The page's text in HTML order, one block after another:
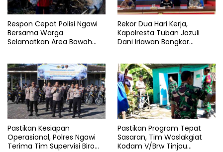
Respon Cepat Polisi Ngawi
Bersama Warga
Selamatkan Area Bawah
Rekor Dua Hari Kerja,
Kapolresta Tuban Jazuli
Dani Iriawan Bongkar
Pastikan Kesiapan
Operasional, Polres Ngawi
Terima Tim Supervisi Biro
Pastikan Program Tepat
Sasaran, Tim Waslakgiat
Kodam V/Brw Tinjau